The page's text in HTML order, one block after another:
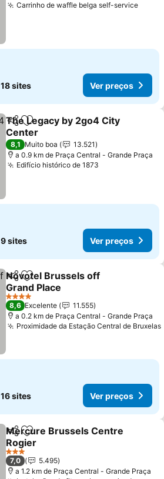
Carrinho de waffle belga self-service
18 sites Ver preços
PartilharAdicionar aos favoritos
The Legacy by 2go4 City
Center
8,1 Muito boa
13.521
a 0.9 km de Praça Central - Grande Praça
Edifício histórico de 1873
9 sites Ver preços
PartilharAdicionar aos favoritos
Novotel Brussels off
Grand Place
4 Estrelas
8,6 Excelente
11.555
a 0.2 km de Praça Central - Grande Praça
Proximidade da Estação Central de Bruxelas
16 sites Ver preços
PartilharAdicionar aos favoritos
Mercure Brussels Centre
Rogier
3 Estrelas
7,0
5.495
a 1.2 km de Praça Central - Grande Praça